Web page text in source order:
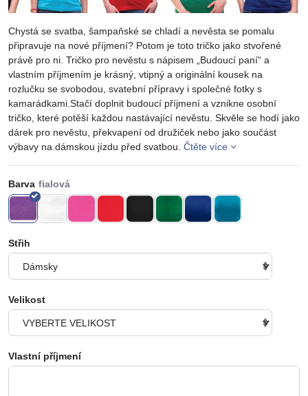
Chystá se svatba, šampaňské se chladí a nevěsta se pomalu
připravuje na nové příjmení? Potom je toto tričko jako stvořené
právě pro ni. Tričko pro nevěstu s nápisem „Budoucí paní“ a
vlastním příjmením je krásný, vtipný a originální kousek na
rozlučku se svobodou, svatební přípravy i společné fotky s
kamarádkami.Stačí doplnit budoucí příjmení a vznikne osobní
tričko, které potěší každou nastávající nevěstu. Skvěle se hodí jako
dárek pro nevěstu, překvapení od družiček nebo jako součást
výbavy na dámskou jízdu před svatbou. Čtěte více
Barva
Střih
Velikost
Vlastní příjmení